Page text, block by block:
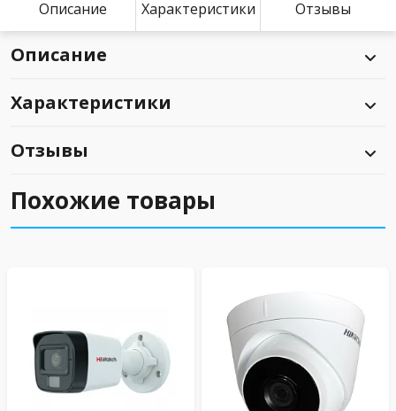
Описание Характеристики Отзывы
Описание
Характеристики
Отзывы
Похожие товары